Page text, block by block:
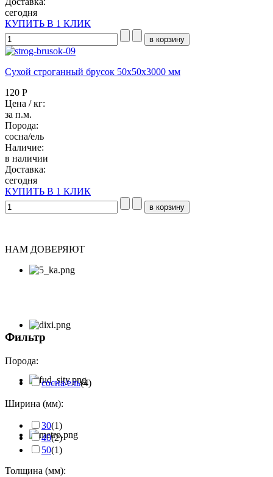
сегодня
КУПИТЬ В 1 КЛИК
Сухой строганный брусок 50x50х3000 мм
120 Р
Цена / кг:
за п.м.
Порода:
сосна/ель
Наличие:
в наличии
Доставка:
сегодня
КУПИТЬ В 1 КЛИК
НАМ ДОВЕРЯЮТ
Фильтр
Порода:
сосна/ель(4)
Ширина (мм):
30(1)
40(2)
50(1)
Толщина (мм):